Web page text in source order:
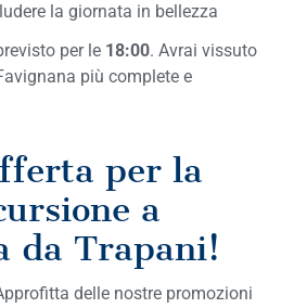
la giornata in bellezza
per le 18:00. Avrai vissuto
più complete e
per la
a
da Trapani!
delle nostre promozioni